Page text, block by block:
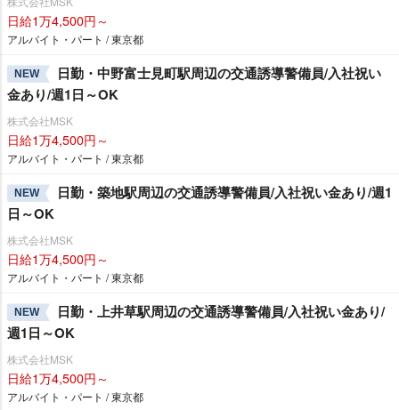
日給1万4,500円～
アルバイト・パート / 東京都
NEW
日勤・中野富士見町駅周辺の交通誘導警備員/入社祝い
金あり/週1日～OK
株式会社MSK
日給1万4,500円～
アルバイト・パート / 東京都
NEW
日勤・築地駅周辺の交通誘導警備員/入社祝い金あり/週1
日～OK
株式会社MSK
日給1万4,500円～
アルバイト・パート / 東京都
NEW
日勤・上井草駅周辺の交通誘導警備員/入社祝い金あり/
週1日～OK
株式会社MSK
日給1万4,500円～
アルバイト・パート / 東京都